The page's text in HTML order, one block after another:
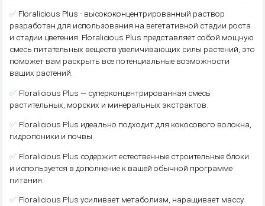
✅ Floralicious Plus - высококонцентрированный раствор
разработан для использования на вегетативной стадии роста
и стадии цветения. Floralicious Plus представляет собой мощную
смесь питательных веществ увеличивающих силы растений, это
поможет вам раскрыть все потенциальные возможности
ваших растений.
✅ Floralicious Plus — суперконцентрированная смесь
растительных, морских и минеральных экстрактов.
✅ Floralicious Plus идеально подходит для кокосового волокна,
гидропоники и почвы.
✅ Floralicious Plus содержит естественные строительные блоки
и используется в дополнение к вашей обычной программе
питания.
✅ Floralicious Plus усиливает метаболизм, наращивает массу